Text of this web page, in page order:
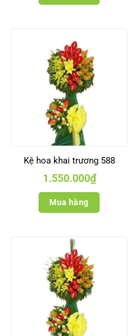
Kệ hoa khai trương 588
1.550.000₫
Mua hàng